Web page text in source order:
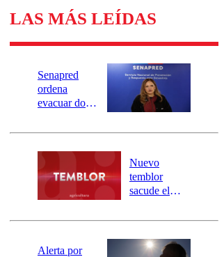
LAS MÁS LEÍDAS
Senapred
ordena
evacuar dos
Carahue por
río Damas:
activa
mensajería
SAE
Nuevo
temblor
sacude el
revisa la
epicentro
Alerta por